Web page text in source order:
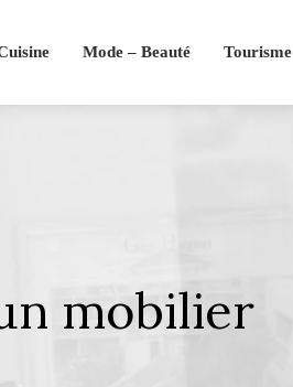
Mode – Beauté Tourisme
mobilier